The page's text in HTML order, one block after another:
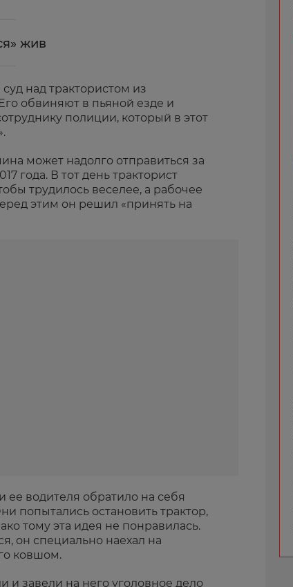
жив
над трактористом из
обвиняют в пьяной езде и
полиции, который в этот
может надолго отправиться за
года. В тот день тракторист
трудилось веселее, а рабочее
этим он решил «принять на
водителя обратило на себя
попытались остановить трактор,
тому эта идея не понравилась.
он специально наехал на
ковшом.
и завели на него уголовное дело